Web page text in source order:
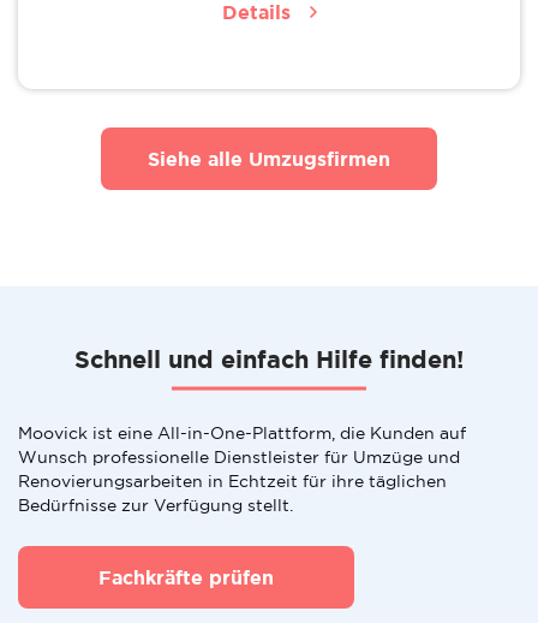
Details
Siehe alle Umzugsfirmen
Schnell und einfach Hilfe finden!
Moovick ist eine All-in-One-Plattform, die Kunden auf
Wunsch professionelle Dienstleister für Umzüge und
Renovierungsarbeiten in Echtzeit für ihre täglichen
Bedürfnisse zur Verfügung stellt.
Fachkräfte prüfen